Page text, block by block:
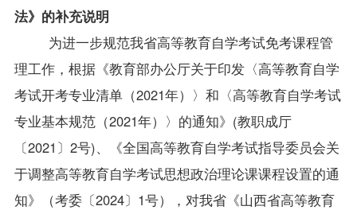
法》的补充说明
为进一步规范我省高等教育自学考试免考课程管
理工作，根据《教育部办公厅关于印发〈高等教育自学
考试开考专业清单（2021年）〉和〈高等教育自学考试
专业基本规范（2021年）〉的通知》(教职成厅
〔2021〕2号)、
《全国高等教育自学考试指导委员会关
于调整高等教育自学考试思想政治理论课课程设置的通
知》（考委〔2024〕1号），对我省《山西省高等教育